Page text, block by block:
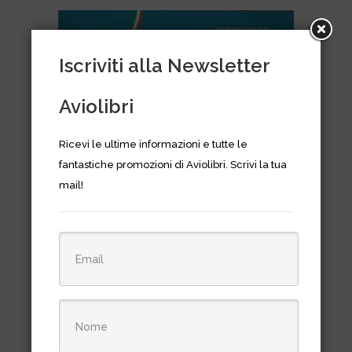
Iscriviti alla Newsletter
Aviolibri
Ricevi le ultime informazioni e tutte le
fantastiche promozioni di Aviolibri. Scrivi la tua
mail!